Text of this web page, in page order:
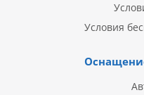
Условия